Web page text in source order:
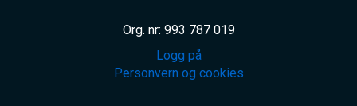
Org. nr: 993 787 019
Logg på
Personvern og cookies